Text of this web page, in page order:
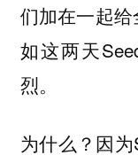
们加在一起
如这两天
烈。
为什么？因